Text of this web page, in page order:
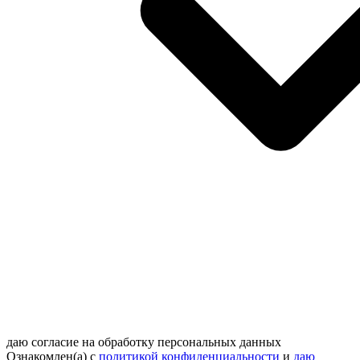
даю согласие на обработку персональных данных
Ознакомлен(а) с политикой конфиденциальности и даю